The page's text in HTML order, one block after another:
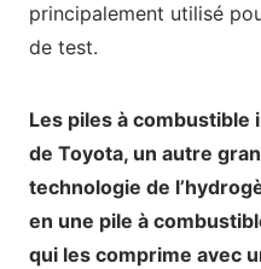
principalement utilisé
de test.
Les piles à
de Toyota, un autre
technologie de
en une pile à
qui les comprime avec